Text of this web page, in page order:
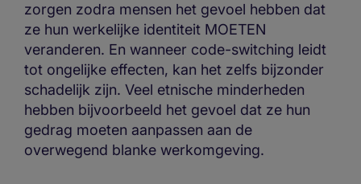
zorgen zodra mensen het gevoel hebben dat
ze hun werkelijke identiteit MOETEN
veranderen. En wanneer code-switching leidt
tot ongelijke effecten, kan het zelfs bijzonder
schadelijk zijn. Veel etnische minderheden
hebben bijvoorbeeld het gevoel dat ze hun
gedrag moeten aanpassen aan de
overwegend blanke werkomgeving.